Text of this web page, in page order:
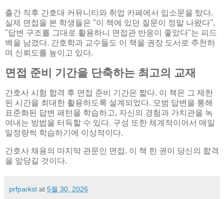
출간 직후 간호대 커뮤니티와 취업 카페에서 입소문을 탔다.
실제 면접을 본 학생들은 "이 책에 있던 질문이 정말 나왔다",
"답변 구조를 그대로 활용하니 면접관 반응이 좋았다"는 피드
백을 남겼다. 간호학과 교수들도 이 책을 권장 도서로 추천하
며 신뢰도를 높이고 있다.
면접 준비 기간을 단축하는 최고의 교재
간호사 시험 합격 후 면접 준비 기간은 짧다. 이 책은 그 제한
된 시간을 최대한 활용하도록 설계되었다. 모범 답변을 통해
표준화된 답변 패턴을 학습하고, 자신의 경험과 가치관을 녹
여내는 방법을 터득할 수 있다. 구성 또한 체계적이어서 매일
일정량씩 학습하기에 이상적이다.
간호사 채용의 마지막 관문인 면접. 이 책 한 권이 당신의 합격
을 앞당길 것이다.
prfparkst at 5월 30, 2026